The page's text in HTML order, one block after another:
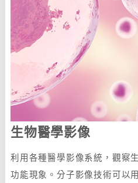
生物醫學影像
利用各種醫學影像系統，觀察
功能現象。分子影像技術可以